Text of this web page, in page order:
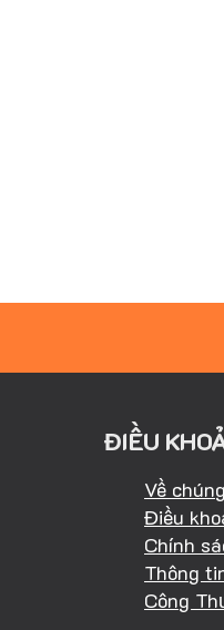
ĐIỀU
Về
Điều
Chính
Thông
Công